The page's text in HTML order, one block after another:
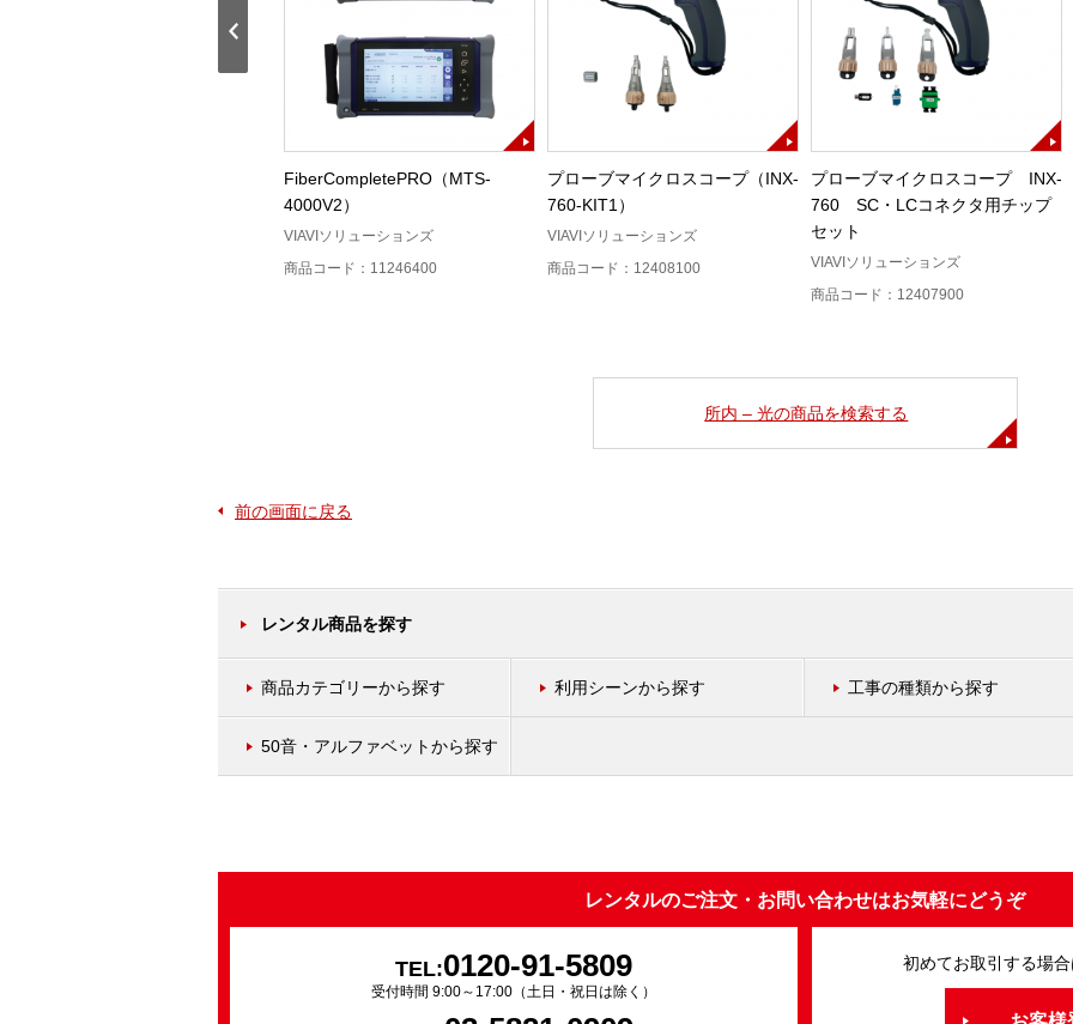
FiberCompletePRO（MTS-
4000V2）
VIAVIソリューションズ
商品コード：11246400
プローブマイクロスコープ（INX-
760-KIT1）
VIAVIソリューションズ
商品コード：12408100
プローブマイクロスコープ INX-
760 SC・LCコネクタ用チップ
セット
VIAVIソリューションズ
商品コード：12407900
所内 – 光の商品を検索する
前の画面に戻る
レンタル商品を探す
商品カテゴリーから探す 利用シーンから探す 工事の種類から探す
50音・アルファベットから探す
レンタルのご注文・お問い合わせはお気軽にどうぞ
TEL:0120-91-5809
受付時間 9:00～17:00（土日・祝日は除く）
初めてお取引する場